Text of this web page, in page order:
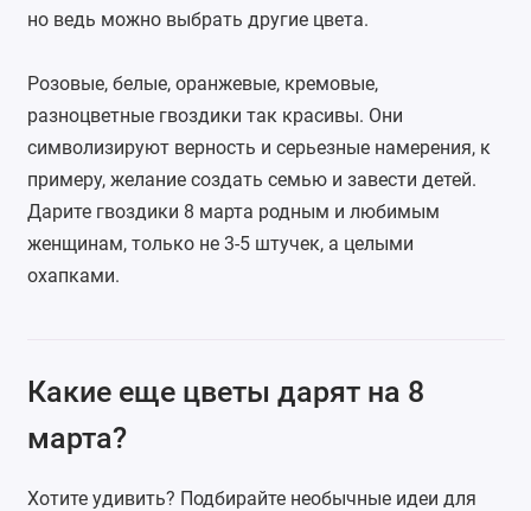
но ведь можно выбрать другие цвета.
Розовые, белые, оранжевые, кремовые,
разноцветные гвоздики так красивы. Они
символизируют верность и серьезные намерения, к
примеру, желание создать семью и завести детей.
Дарите гвоздики 8 марта родным и любимым
женщинам, только не 3-5 штучек, а целыми
охапками.
Какие еще цветы дарят на 8
марта?
Хотите удивить? Подбирайте необычные идеи для